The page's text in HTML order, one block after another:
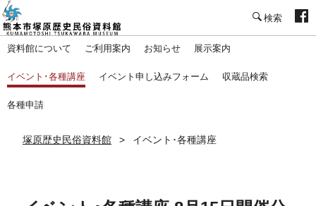
資料館について ご利用案内 お知らせ 展示案内
イベント･各種講座 イベント申し込みフォーム 収蔵品検索
各種申請
塚原歴史民俗資料館 イベント･各種講座